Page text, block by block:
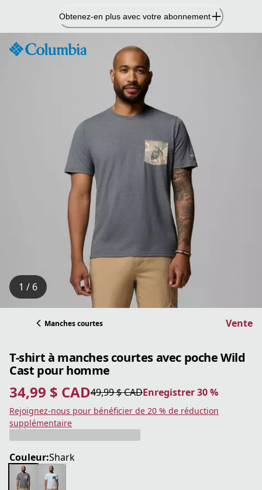
contenu
Obtenez-en plus avec votre abonnement
1 / 6
Manches courtes Vente
T-shirt à manches courtes avec poche Wild
Cast pour homme
34,99 $ CAD
prix actuel 34,99 $ CAD49,99 $ CAD
prix original 49,99 $ CAD Enregistrer 30 %
Enregistrer 30 %
Rejoignez-nous pour bénéficier de 20 % de réduction
supplémentaire
Couleur:Shark